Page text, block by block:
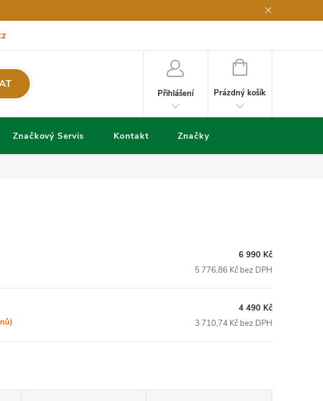
Přihlášení
NÁKUPNÍ
Prázdný košík
Značkový Servis Kontakt Značky
6 990 Kč
5 776,86 Kč bez DPH
4 490 Kč
3 710,74 Kč bez DPH